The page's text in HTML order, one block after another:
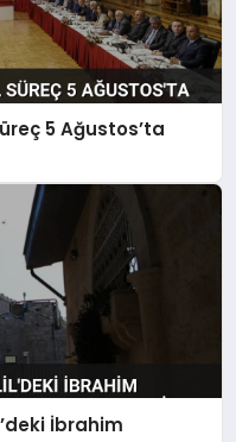
5 Ağustos’ta
İbrahim